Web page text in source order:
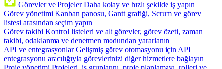
Görevler ve Projeler Daha kolay ve hızlı şekilde iş yapın
Görev yönetimi Kanban panosu, Gantt grafiği, Scrum ve görev
listesi arasından seçim yapın
Görev takibi Kontrol listeleri ve alt görevler, görev özeti, zaman
takibi, odaklanma ve denetmen modundan yararlanın
API ve entegrasyonlar Gelişmiş görev otomasyonu için API
entegrasyonu aracılığıyla görevlerinizi diğer hizmetlere bağlayın
Proje yönetimi Projeleri, iş gruplarını, proje planlamayı, rolleri ve